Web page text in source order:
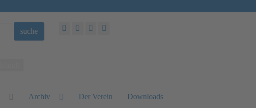
suche
Archiv Der Verein Downloads